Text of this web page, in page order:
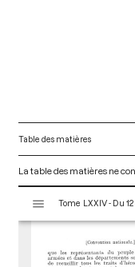
Table des matières
La table des matières ne
s
Tome LXXIV - Du